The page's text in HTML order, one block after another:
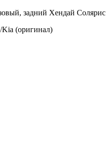
задний Хендай
(оригинал)